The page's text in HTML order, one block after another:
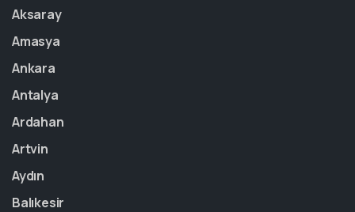
Aksaray
Amasya
Ankara
Antalya
Ardahan
Artvin
Aydın
Balıkesir